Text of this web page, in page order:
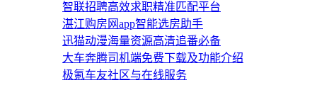
智联招聘高效求职精准匹配平台
湛江购房网app智能选房助手
迅猫动漫海量资源高清追番必备
大车奔腾司机端免费下载及功能介绍
极氪车友社区与在线服务